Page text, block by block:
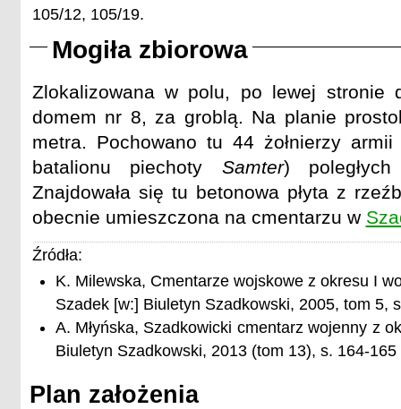
105/12, 105/19.
Mogiła zbiorowa
Zlokalizowana w polu, po lewej
domem nr 8, za groblą. Na planie
metra. Pochowano tu 44 żołnierzy
batalionu piechoty Samter)
Znajdowała się tu betonowa płyta z
obecnie umieszczona na cmentarzu w
Źródła:
K. Milewska, Cmentarze wojskowe z okresu I
Szadek [w:] Biuletyn Szadkowski, 2005, tom 5,
A. Młyńska, Szadkowicki cmentarz wojenny z
Biuletyn Szadkowski, 2013 (tom 13), s. 164-165
Plan założenia